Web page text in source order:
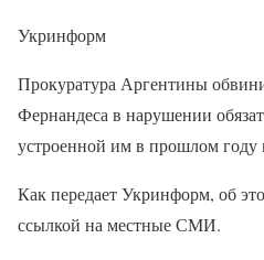
Укринформ
Прокуратура Аргентины
Фернандеса в нарушении
устроенной им в прошлом году
Как передает Укринформ, об
ссылкой на местные СМИ.